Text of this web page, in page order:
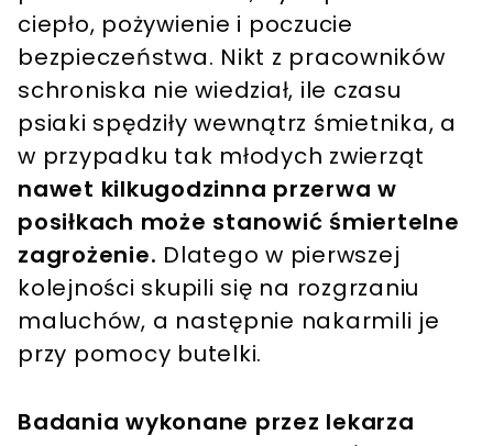
ciepło, pożywienie i poczucie
bezpieczeństwa. Nikt z pracowników
schroniska nie wiedział, ile czasu
psiaki spędziły wewnątrz śmietnika, a
w przypadku tak młodych zwierząt
nawet kilkugodzinna przerwa w
posiłkach może stanowić śmiertelne
zagrożenie. Dlatego w pierwszej
kolejności skupili się na rozgrzaniu
maluchów, a następnie nakarmili je
przy pomocy butelki.
Badania wykonane przez lekarza